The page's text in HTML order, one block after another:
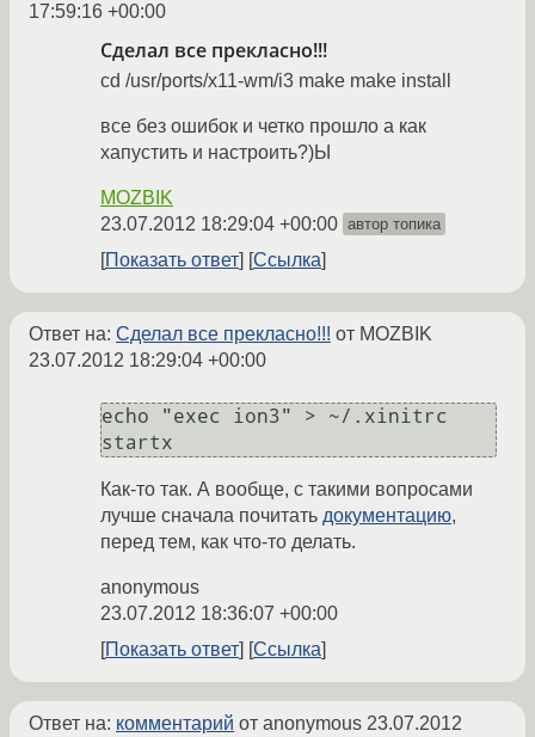
17:59:16 +00:00
Сделал все прекласно!!!
cd /usr/ports/x11-wm/i3 make make install
все без ошибок и четко прошло а как
хапустить и настроить?)Ы
MOZBIK
23.07.2012 18:29:04 +00:00 автор топика
Показать ответ Ссылка
Ответ на: Сделал все прекласно!!! от MOZBIK
23.07.2012 18:29:04 +00:00
echo "exec ion3" > ~/.xinitrc
Как-то так. А вообще, с такими вопросами
лучше сначала почитать документацию,
перед тем, как что-то делать.
anonymous
23.07.2012 18:36:07 +00:00
Показать ответ
Ссылка
Ответ на: комментарий от anonymous 23.07.2012